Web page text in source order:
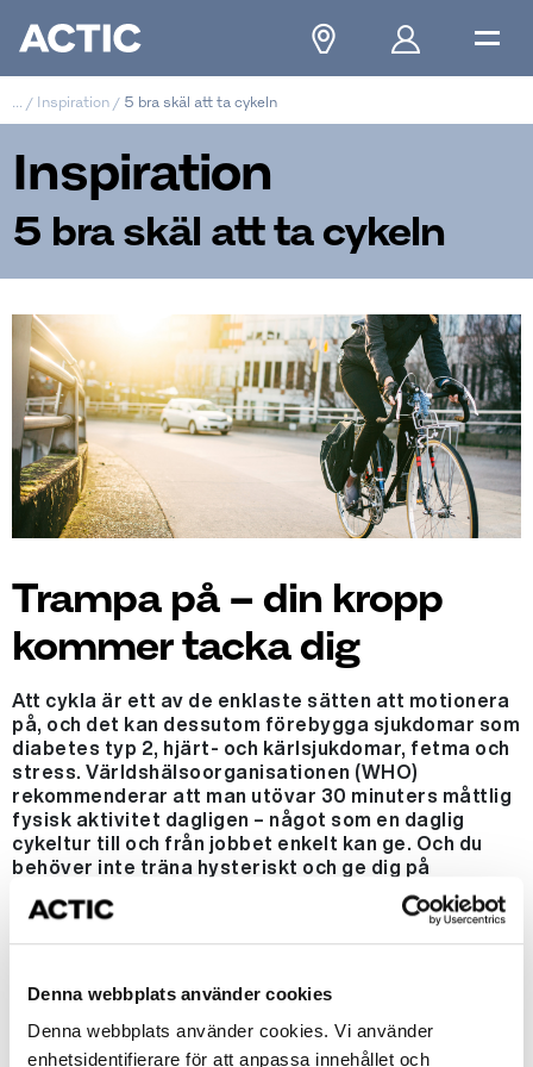
Denna webbplats använder cookies
Denna webbplats använder cookies. Vi använder
enhetsidentifierare för att anpassa innehållet och
/ Inspiration / 5 bra skäl att ta cykeln
Inspiration
5 bra skäl att ta cykeln
Trampa på – din kropp
kommer tacka dig
Att cykla är ett av de enklaste sätten att motionera
på, och det kan dessutom förebygga sjukdomar som
diabetes typ 2, hjärt- och kärlsjukdomar, fetma och
stress. Världshälsoorganisationen (WHO)
rekommenderar att man utövar 30 minuters måttlig
fysisk aktivitet dagligen – något som en daglig
cykeltur till och från jobbet enkelt kan ge. Och du
behöver inte träna hysteriskt och ge dig på
tävlingscykling eller långlopp för att det ska ge
effekt. Även vardagscykling i hyfsat tempo har stor
1. Cykling ger bättre kondition